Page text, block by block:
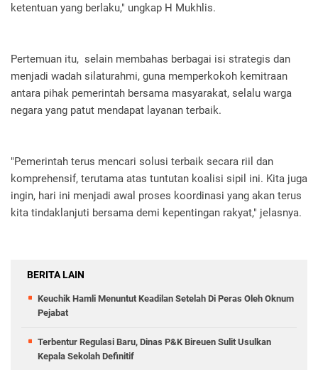
ketentuan yang berlaku," ungkap H Mukhlis.
Pertemuan itu, selain membahas berbagai isi strategis dan
menjadi wadah silaturahmi, guna memperkokoh kemitraan
antara pihak pemerintah bersama masyarakat, selalu warga
negara yang patut mendapat layanan terbaik.
"Pemerintah terus mencari solusi terbaik secara riil dan
komprehensif, terutama atas tuntutan koalisi sipil ini. Kita juga
ingin, hari ini menjadi awal proses koordinasi yang akan terus
kita tindaklanjuti bersama demi kepentingan rakyat," jelasnya.
BERITA LAIN
Keuchik Hamli Menuntut Keadilan Setelah Di Peras Oleh Oknum
Pejabat
Terbentur Regulasi Baru, Dinas P&K Bireuen Sulit Usulkan
Kepala Sekolah Definitif